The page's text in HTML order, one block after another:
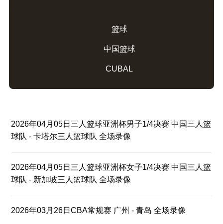
篮球
中国篮球
CUBAL
2026年04月05日三人篮球亚洲杯男子1/4决赛 中国三人篮
球队 - 卡塔尔三人篮球队 全场录像
2026年04月05日三人篮球亚洲杯女子1/4决赛 中国三人篮
球队 - 新加坡三人篮球队 全场录像
2026年03月26日CBA常规赛 广州 - 青岛 全场录像